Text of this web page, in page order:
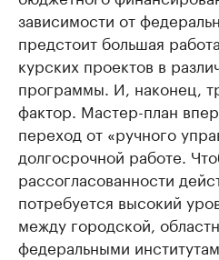
зависимости от
предстоит большая
курских проектов в
программы. И, наконец,
фактор. Мастер-план
переход от «ручного
долгосрочной работе.
рассогласованности
потребуется высокий
между городской,
федеральными